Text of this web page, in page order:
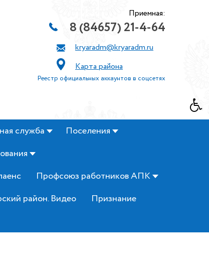
Приемная:
8 (84657) 21-4-64
kryaradm@kryaradm.ru
Карта района
Реестр официальных аккаунтов в соцсетях
служба
Поселения
Профсоюз работников АПК
район. Видео
Признание